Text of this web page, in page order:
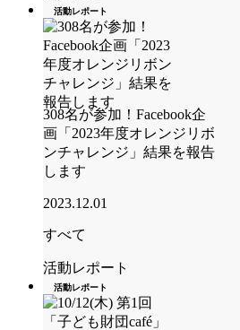
活動レポート
308名が参加！Facebook企
画「2023年度オレンジリボ
ンチャレンジ」結果を報告
します
2023.12.01
すべて
活動レポート
活動レポート